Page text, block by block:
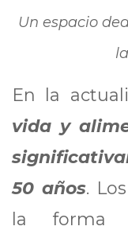
Un espacio
En la
vida y
50 años.
la forma